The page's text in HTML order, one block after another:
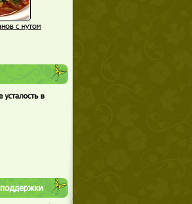
с нутом
усталость в